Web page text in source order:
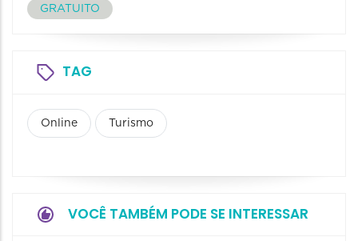
GRATUITO
TAG
Online Turismo
VOCÊ TAMBÉM PODE SE INTERESSAR